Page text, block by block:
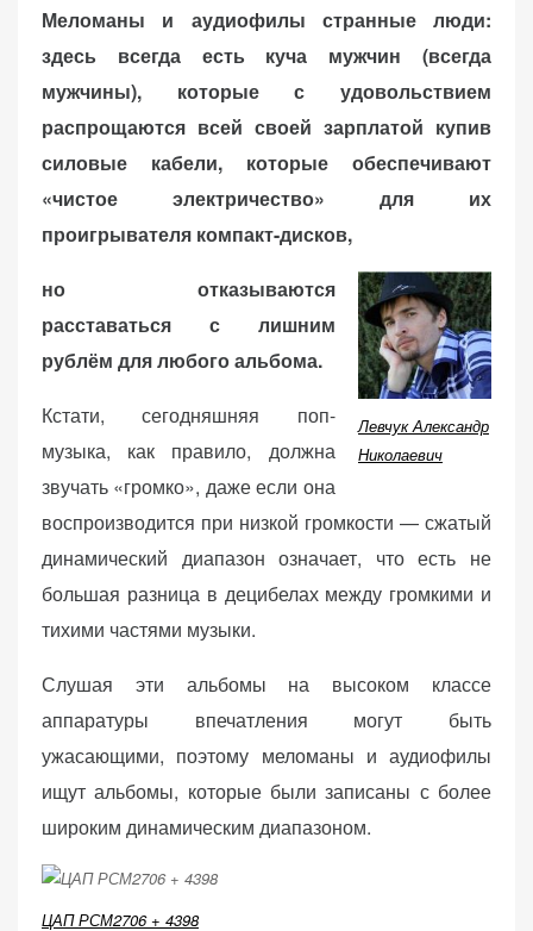
Меломаны и аудиофилы странные люди:
здесь всегда есть куча мужчин (всегда
мужчины), которые с удовольствием
распрощаются всей своей зарплатой купив
силовые кабели, которые обеспечивают
«чистое электричество» для их
проигрывателя компакт-дисков,
Левчук Александр
Николаевич
но отказываются
расставаться с лишним
рублём для любого альбома.
Кстати, сегодняшняя поп-
музыка, как правило, должна
звучать «громко», даже если она
воспроизводится при низкой громкости — сжатый
динамический диапазон означает, что есть не
большая разница в децибелах между громкими и
тихими частями музыки.
Слушая эти альбомы на высоком классе
аппаратуры впечатления могут быть
ужасающими, поэтому меломаны и аудиофилы
ищут альбомы, которые были записаны с более
широким динамическим диапазоном.
ЦАП РСМ2706 + 4398
Статистические
(аналитика)
посещаемость
(Яндекс.Метрика).
Анонимно, без
персональных
данных.
Маркетинговые
(реклама)
персонализированная
реклама на основе
Рассказывая о своих
интересах и
поведении при
посещении нашего
сайта, вы повышаете
вероятность
персонализированного
контента и
предложений.